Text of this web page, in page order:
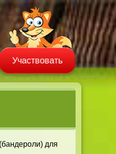
Участвовать
для